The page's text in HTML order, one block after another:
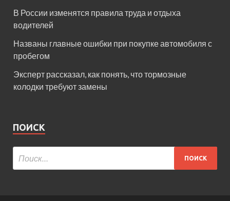
В России изменятся правила труда и отдыха
водителей
Названы главные ошибки при покупке автомобиля с
пробегом
Эксперт рассказал, как понять, что тормозные
колодки требуют замены
ПОИСК